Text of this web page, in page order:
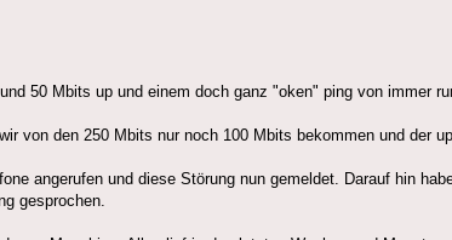
50 Mbits up und einem doch ganz "oken" ping von immer
von den 250 Mbits nur noch 100 Mbits bekommen und der
angerufen und diese Störung nun gemeldet. Darauf hin
gesprochen.